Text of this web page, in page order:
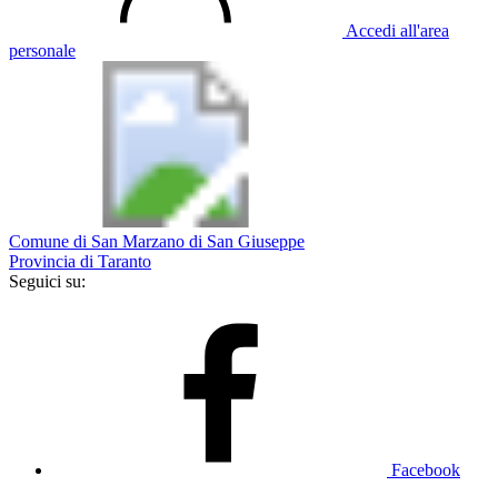
Accedi all'area
personale
Comune di San Marzano di San Giuseppe
Provincia di Taranto
Seguici su:
Facebook